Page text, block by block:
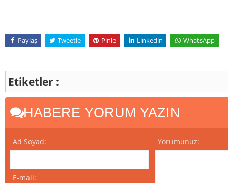
Paylaş Tweetle Pinle Linkedin WhatsApp
Etiketler :
HABERE YORUM YAZIN
Ad Soyad:
E-mail:
Yorumunuz: